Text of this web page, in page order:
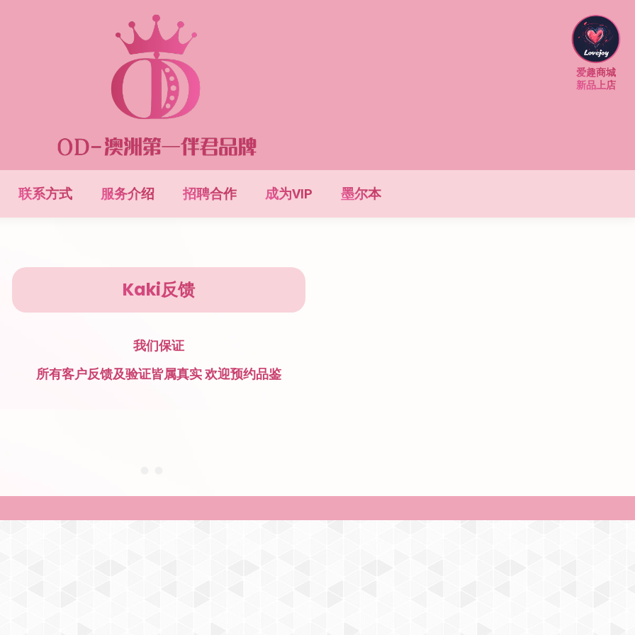
联系方式 服务介绍 招聘合作 成为VIP 墨尔本
Kaki反馈
我们保证
所有客户反馈及验证皆属真实 欢迎预约品鉴
爱趣商城
新品上店